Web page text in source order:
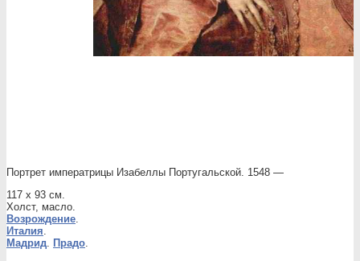
Портрет императрицы Изабеллы Португальской. 1548 —
117 x 93 см.
Холст, масло.
Возрождение.
Италия.
Мадрид. Прадо.